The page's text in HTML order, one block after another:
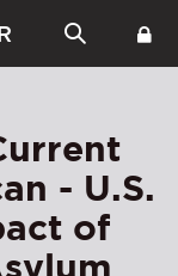
- U.S.
of